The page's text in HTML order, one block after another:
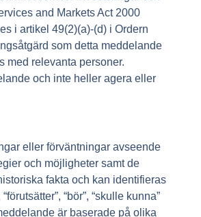
and Markets Act 2000
i artikel 49(2)(a)-(d) i Ordern
som detta meddelande
med relevanta personer.
och inte heller agera eller
eller förväntningar avseende
och möjligheter samt de
fakta och kan identifieras
“bör”, “skulle kunna”
är baserade på olika